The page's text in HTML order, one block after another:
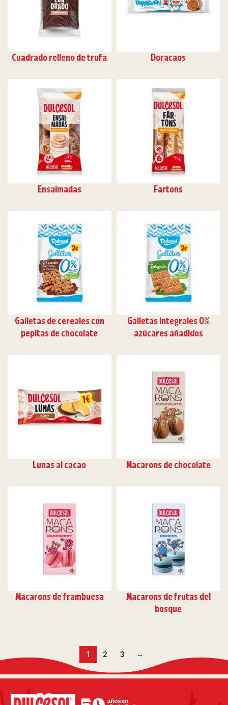
Cuadrado relleno de trufa Doracaos
Ensaimadas Fartons
Galletas de cereales con
pepitas de chocolate
Galletas integrales 0%
azúcares añadidos
Lunas al cacao Macarons de chocolate
Macarons de frambuesa
Macarons de frutas del
bosque
1 2 3 →